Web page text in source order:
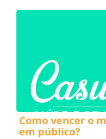
Como vencer o
em público?